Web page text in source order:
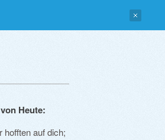
Heute:
hofften auf dich;